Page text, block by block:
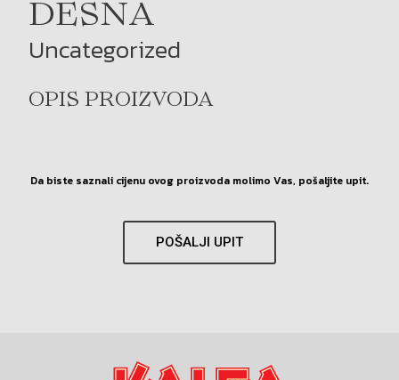
DESNA
Uncategorized
OPIS PROIZVODA
Da biste saznali cijenu ovog proizvoda molimo Vas, pošaljite upit.
POŠALJI UPIT